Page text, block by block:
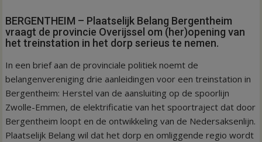
BERGENTHEIM – Plaatselijk Belang Bergentheim
vraagt de provincie Overijssel om (her)opening van
het treinstation in het dorp serieus te nemen.
In een brief aan de provinciale politiek noemt de
belangenvereniging drie aanleidingen voor een treinstation in
Bergentheim: Herstel van de aansluiting op de spoorlijn
Zwolle-Emmen, de elektrificatie van het spoortraject dat door
Bergentheim loopt en de ontwikkeling van de Nedersaksenlijn.
Plaatselijk Belang wil dat het dorp en omliggende regio wordt